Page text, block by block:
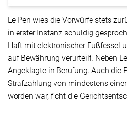
Le Pen wies die Vorwürfe stets
in erster Instanz schuldig
Haft mit elektronischer Fußfessel
auf Bewährung verurteilt. Neben
Angeklagte in Berufung. Auch die
Strafzahlung von mindestens
worden war, ficht die